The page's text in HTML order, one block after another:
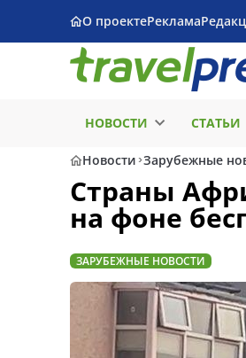
О проектеРеклама
НОВОСТИ СТАТЬИ
Новости Зарубежные
Страны
на фоне
ЗАРУБЕЖНЫЕ НОВОСТИ